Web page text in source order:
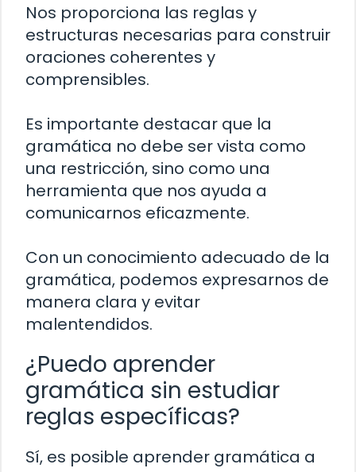
Nos proporciona las reglas y
estructuras necesarias para construir
oraciones coherentes y
comprensibles.
Es importante destacar que la
gramática no debe ser vista como
una restricción, sino como una
herramienta que nos ayuda a
comunicarnos eficazmente.
Con un conocimiento adecuado de la
gramática, podemos expresarnos de
manera clara y evitar
malentendidos.
¿Puedo aprender
gramática sin estudiar
reglas específicas?
Sí, es posible aprender gramática a